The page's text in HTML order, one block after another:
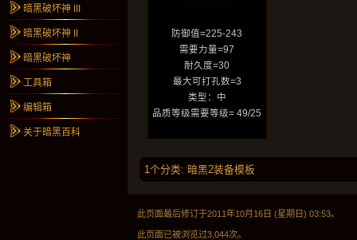
防御值=225-243
需要力量=97
耐久度=30
最大可打孔数=3
类型：中
品质等级需要等级= 49/25
1个分类: 暗黑2装备模板
暗黑破坏神 III
暗黑破坏神 II
暗黑破坏神
工具箱
编辑箱
关于暗黑百科
此页面最后修订于2011年10月16日 (星期日) 03:53。
此页面已被浏览过3,044次。